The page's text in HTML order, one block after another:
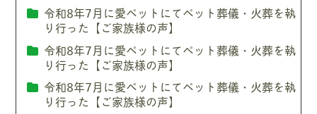
令和8年7月に愛ペットにてペット葬儀・火葬を執
り行った【ご家族様の声】
令和8年7月に愛ペットにてペット葬儀・火葬を執
り行った【ご家族様の声】
令和8年7月に愛ペットにてペット葬儀・火葬を執
り行った【ご家族様の声】